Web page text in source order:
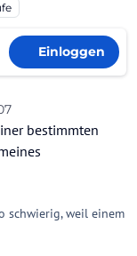
Einloggen
6. Nov. 2026, 08:02
bestimmten
schwierig, weil einem